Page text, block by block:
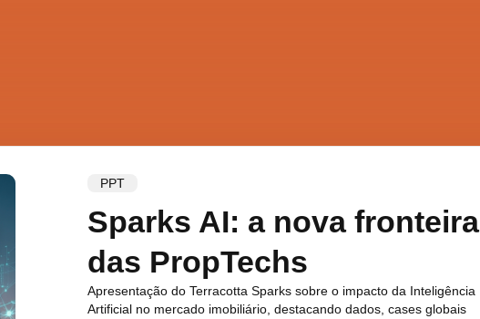
PPT
Sparks AI: a nova fronteira
das PropTechs
Apresentação do Terracotta Sparks sobre o impacto da Inteligência
Artificial no mercado imobiliário, destacando dados, cases globais